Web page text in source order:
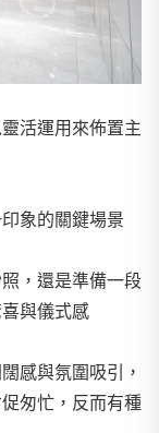
活運用來佈置主
象的關鍵場景
，還是準備一段
與儀式感
感與氛圍吸引，
匆忙，反而有種